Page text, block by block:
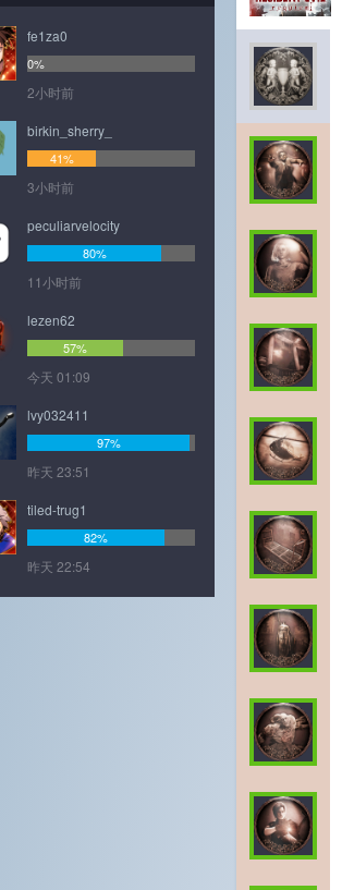
fe1za0
0%
2小时前
birkin_sherry_
41%
3小时前
peculiarvelocity
80%
11小时前
lezen62
57%
今天 01:09
lvy032411
97%
昨天 23:51
tiled-trug1
82%
昨天 22:54